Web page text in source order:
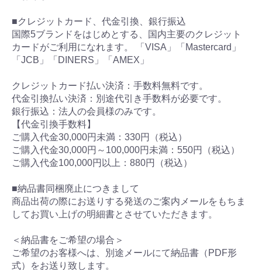
■クレジットカード、代金引換、銀行振込
国際5ブランドをはじめとする、国内主要のクレジット
カードがご利用になれます。 「VISA」「Mastercard」
「JCB」「DINERS」「AMEX」
クレジットカード払い決済：手数料無料です。
代金引換払い決済：別途代引き手数料が必要です。
銀行振込：法人の会員様のみです。
【代金引換手数料】
ご購入代金30,000円未満：330円（税込）
ご購入代金30,000円～100,000円未満：550円（税込）
ご購入代金100,000円以上：880円（税込）
■納品書同梱廃止につきまして
商品出荷の際にお送りする発送のご案内メールをもちま
してお買い上げの明細書とさせていただきます。
＜納品書をご希望の場合＞
ご希望のお客様へは、別途メールにて納品書（PDF形
式）をお送り致します。